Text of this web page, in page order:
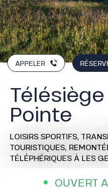
APPELER
Pointe
LOISIRS SPORTIFS,
TOURISTIQUES,
TÉLÉPHÉRIQUES À LES
OUVERT